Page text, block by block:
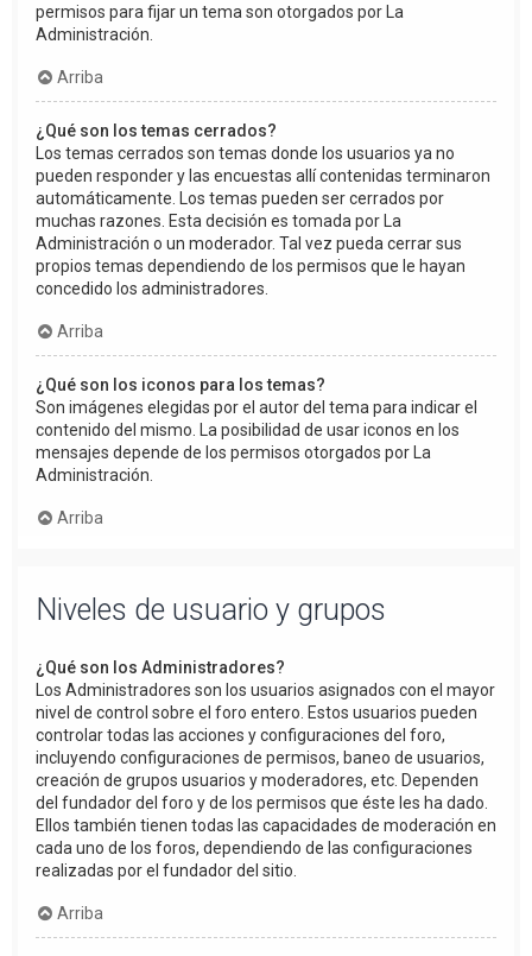
permisos para fijar un tema son otorgados por La
Administración.
Arriba
¿Qué son los temas cerrados?
Los temas cerrados son temas donde los usuarios ya no
pueden responder y las encuestas allí contenidas terminaron
automáticamente. Los temas pueden ser cerrados por
muchas razones. Esta decisión es tomada por La
Administración o un moderador. Tal vez pueda cerrar sus
propios temas dependiendo de los permisos que le hayan
concedido los administradores.
Arriba
¿Qué son los iconos para los temas?
Son imágenes elegidas por el autor del tema para indicar el
contenido del mismo. La posibilidad de usar iconos en los
mensajes depende de los permisos otorgados por La
Administración.
Arriba
Niveles de usuario y grupos
¿Qué son los Administradores?
Los Administradores son los usuarios asignados con el mayor
nivel de control sobre el foro entero. Estos usuarios pueden
controlar todas las acciones y configuraciones del foro,
incluyendo configuraciones de permisos, baneo de usuarios,
creación de grupos usuarios y moderadores, etc. Dependen
del fundador del foro y de los permisos que éste les ha dado.
Ellos también tienen todas las capacidades de moderación en
cada uno de los foros, dependiendo de las configuraciones
realizadas por el fundador del sitio.
Arriba